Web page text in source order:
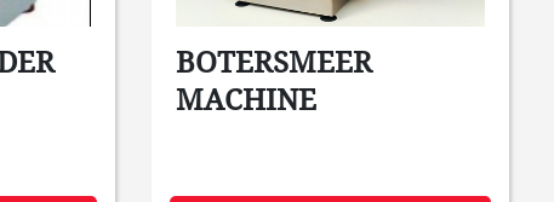
BOTERSMEER
MACHINE